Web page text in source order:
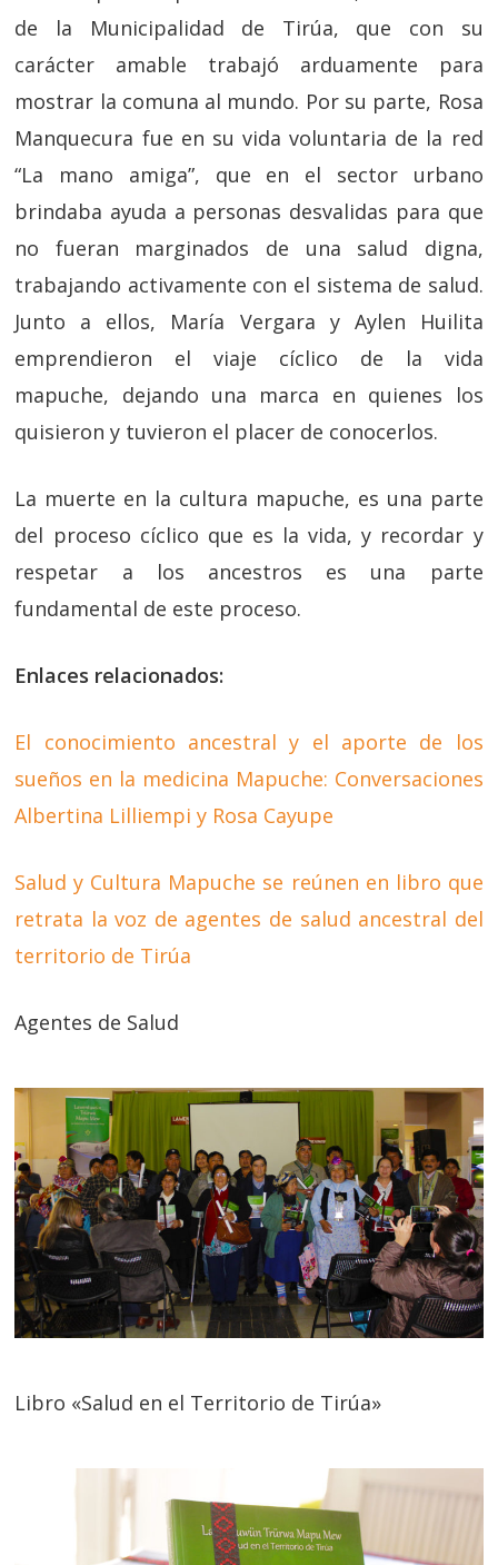
de la Municipalidad de Tirúa, que con su
carácter amable trabajó arduamente para
mostrar la comuna al mundo. Por su parte, Rosa
Manquecura fue en su vida voluntaria de la red
“La mano amiga”, que en el sector urbano
brindaba ayuda a personas desvalidas para que
no fueran marginados de una salud digna,
trabajando activamente con el sistema de salud.
Junto a ellos, María Vergara y Aylen Huilita
emprendieron el viaje cíclico de la vida
mapuche, dejando una marca en quienes los
quisieron y tuvieron el placer de conocerlos.
La muerte en la cultura mapuche, es una parte
del proceso cíclico que es la vida, y recordar y
respetar a los ancestros es una parte
fundamental de este proceso.
Enlaces relacionados:
El conocimiento ancestral y el aporte de los
sueños en la medicina Mapuche: Conversaciones
Albertina Lilliempi y Rosa Cayupe
Salud y Cultura Mapuche se reúnen en libro que
retrata la voz de agentes de salud ancestral del
territorio de Tirúa
Agentes de Salud
Libro «Salud en el Territorio de Tirúa»